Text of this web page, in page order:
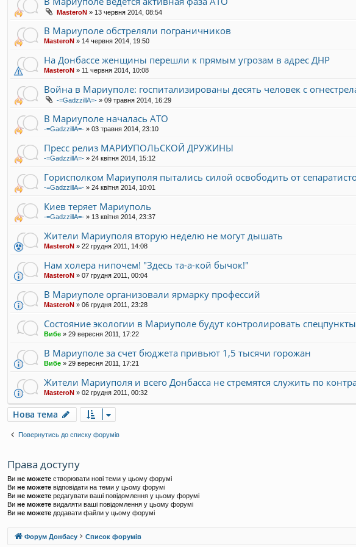
MasteroN » 13 червня 2014, 08:54
В Мариуполе обстреляли пограничников
MasteroN » 14 червня 2014, 19:50
На Донбассе женщины перешли к прямым угрозам в адрес ДНР
MasteroN » 11 червня 2014, 10:08
Война в Мариуполе: госпитализированы десять человек с
-=GadzzillA=- » 09 травня 2014, 16:29
В Мариуполе началась АТО
-=GadzzillA=- » 03 травня 2014, 23:10
Пресс релиз МАРИУПОЛЬСКОЙ ДРУЖИНЫ
-=GadzzillA=- » 24 квітня 2014, 15:12
Горисполком Мариуполя пытались силой освободить от
-=GadzzillA=- » 24 квітня 2014, 10:01
Киев теряет Мариуполь
-=GadzzillA=- » 13 квітня 2014, 23:37
Жители Мариуполя вторую неделю не могут дышать
MasteroN » 22 грудня 2011, 14:08
Нам холера нипочем! "Здесь та-а-кой бычок!"
MasteroN » 07 грудня 2011, 00:04
В Мариуполе организовали ярмарку профессий
MasteroN » 06 грудня 2011, 23:28
Состояние экологии в Мариуполе будут контролировать спецпункты
Вибе » 29 вересня 2011, 17:22
В Мариуполе за счет бюджета привьют 1,5 тысячи горожан
Вибе » 29 вересня 2011, 17:21
Жители Мариуполя и всего Донбасса не стремятся служить по
MasteroN » 02 грудня 2011, 00:32
Нова тема
Повернутись до списку форумів
Права доступу
Ви не можете створювати нові теми у цьому форумі
Ви не можете відповідати на теми у цьому форумі
Ви не можете редагувати ваші повідомлення у цьому форумі
Ви не можете видаляти ваші повідомлення у цьому форумі
Ви не можете додавати файли у цьому форумі
Форум Донбасу Список форумів